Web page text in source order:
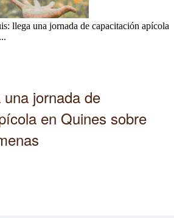
llega una jornada de capacitación apícola
jornada de
en Quines sobre